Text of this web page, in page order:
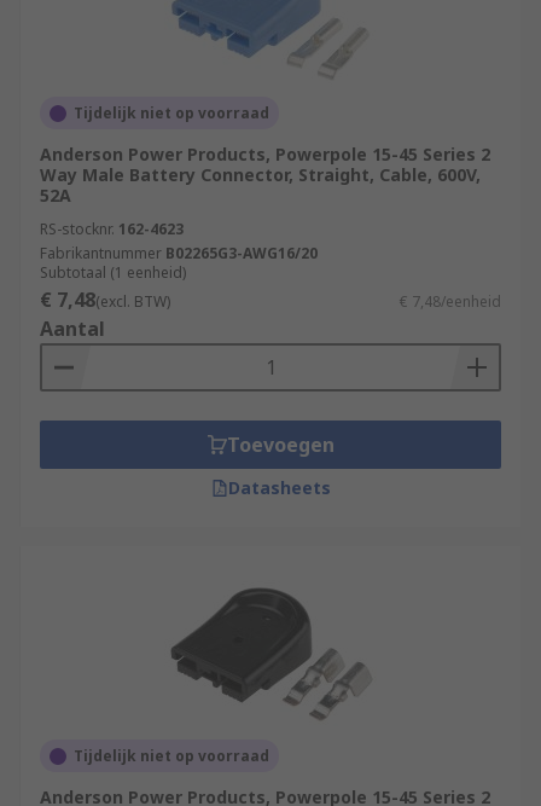
Tijdelijk niet op voorraad
Anderson Power Products, Powerpole 15-45 Series 2
Way Male Battery Connector, Straight, Cable, 600V,
52A
RS-stocknr. 162-4623
Fabrikantnummer B02265G3-AWG16/20
Subtotaal (1 eenheid)
€ 7,48(excl. BTW) € 7,48/eenheid
Aantal
Toevoegen
Datasheets
Tijdelijk niet op voorraad
Anderson Power Products, Powerpole 15-45 Series 2